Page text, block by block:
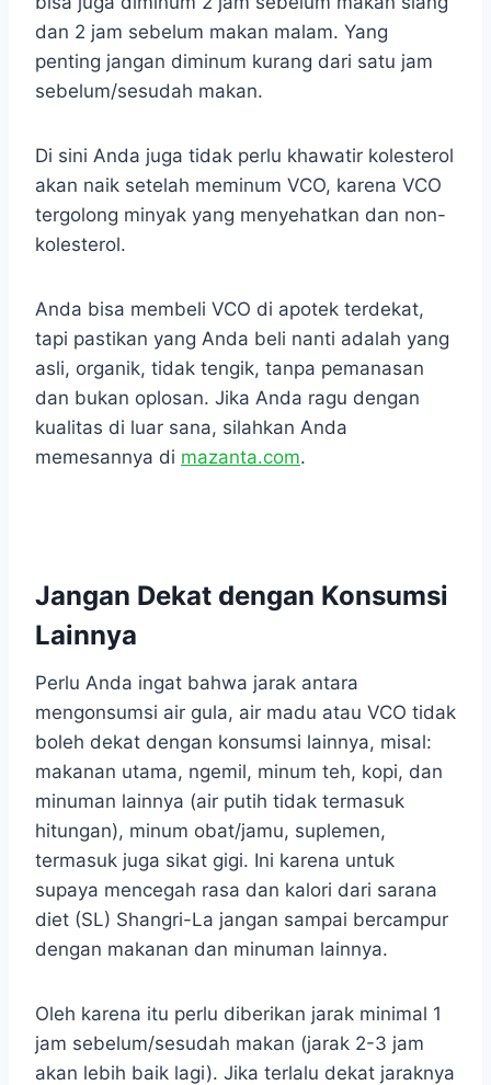
dan 2 jam sebelum makan malam. Yang
penting jangan diminum kurang dari satu jam
sebelum/sesudah makan.
Di sini Anda juga tidak perlu khawatir kolesterol
akan naik setelah meminum VCO, karena VCO
tergolong minyak yang menyehatkan dan non-
kolesterol.
Anda bisa membeli VCO di apotek terdekat,
tapi pastikan yang Anda beli nanti adalah yang
asli, organik, tidak tengik, tanpa pemanasan
dan bukan oplosan. Jika Anda ragu dengan
kualitas di luar sana, silahkan Anda
memesannya di mazanta.com.
Jangan Dekat dengan Konsumsi
Lainnya
Perlu Anda ingat bahwa jarak antara
mengonsumsi air gula, air madu atau VCO tidak
boleh dekat dengan konsumsi lainnya, misal:
makanan utama, ngemil, minum teh, kopi, dan
minuman lainnya (air putih tidak termasuk
hitungan), minum obat/jamu, suplemen,
termasuk juga sikat gigi. Ini karena untuk
supaya mencegah rasa dan kalori dari sarana
diet (SL) Shangri-La jangan sampai bercampur
dengan makanan dan minuman lainnya.
Oleh karena itu perlu diberikan jarak minimal 1
jam sebelum/sesudah makan (jarak 2-3 jam
akan lebih baik lagi). Jika terlalu dekat jaraknya